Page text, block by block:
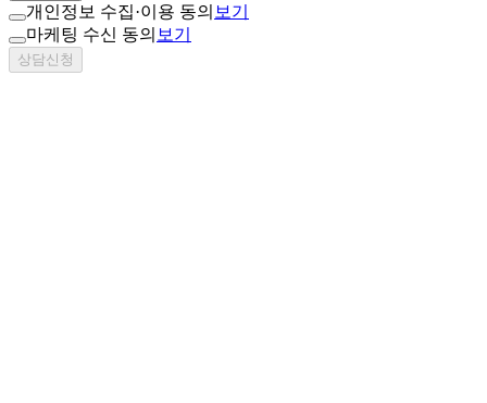
개인정보 수집·이용 동의 보기
마케팅 수신 동의 보기
상담신청